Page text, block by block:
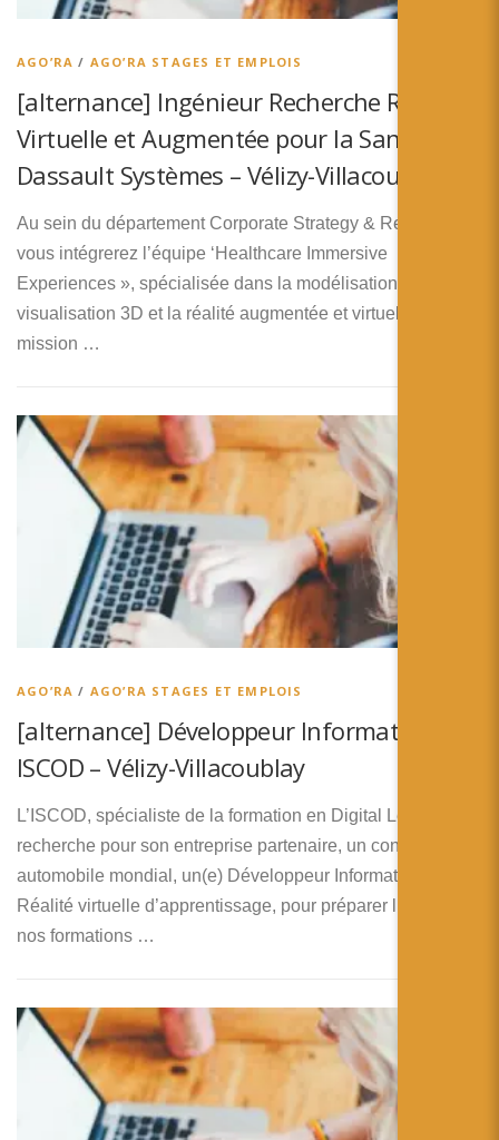
Español
AGO’RA / AGO’RA STAGES ET EMPLOIS
[alternance] Ingénieur Recherche Réalité
Virtuelle et Augmentée pour la Santé –
Dassault Systèmes – Vélizy-Villacoublay
Au sein du département Corporate Strategy & Research,
vous intégrerez l’équipe ‘Healthcare Immersive
Experiences », spécialisée dans la modélisation 3D, la
visualisation 3D et la réalité augmentée et virtuelle. Sa
mission …
AGO’RA / AGO’RA STAGES ET EMPLOIS
[alternance] Développeur Informatique –
ISCOD – Vélizy-Villacoublay
L’ISCOD, spécialiste de la formation en Digital Learning,
recherche pour son entreprise partenaire, un constructeur
automobile mondial, un(e) Développeur Informatique –
Réalité virtuelle d’apprentissage, pour préparer l’une de
nos formations …